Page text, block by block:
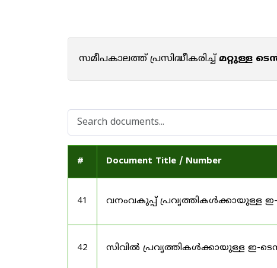
സമീപകാലത്ത് പ്രസിദ്ധീകരിച്ച്മറ്റുള്ള
# Document Title / Number
41 വനംവകുപ്പ് പ്രവൃത്തികൾക്കായുള്ള
42 സിവിൽ പ്രവൃത്തികൾക്കായുള്ള ഇ-